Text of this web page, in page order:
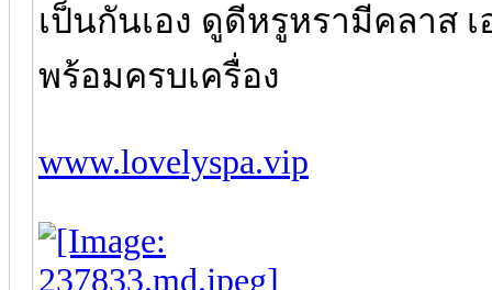
เป็นกันเอง ดูดีหรูหรามีคลาส
พร้อมครบเครื่อง
www.lovelyspa.vip